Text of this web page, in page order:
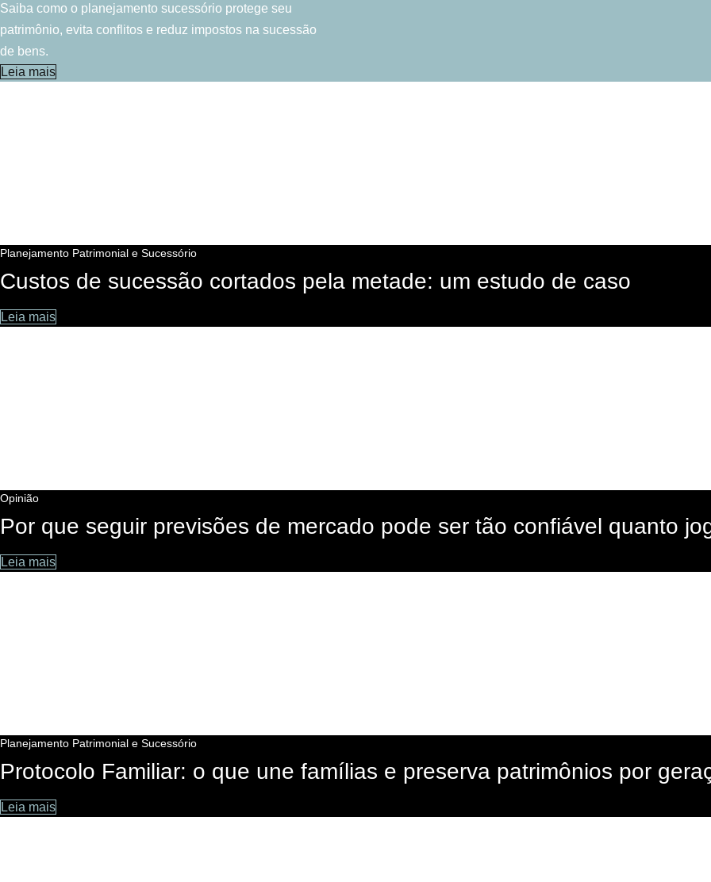
Saiba como o planejamento sucessório protege seu
patrimônio, evita conflitos e reduz impostos na sucessão
de bens.
Leia mais
Planejamento Patrimonial e Sucessório
Custos de sucessão cortados pela metade: um estudo de caso
Leia mais
Opinião
Por que seguir previsões de mercado pode ser tão confiável quanto
Leia mais
Planejamento Patrimonial e Sucessório
Protocolo Familiar: o que une famílias e preserva patrimônios por
Leia mais